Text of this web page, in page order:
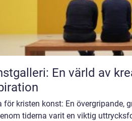
En värld av
för kristen konst: En övergripande,
tiderna varit en viktig